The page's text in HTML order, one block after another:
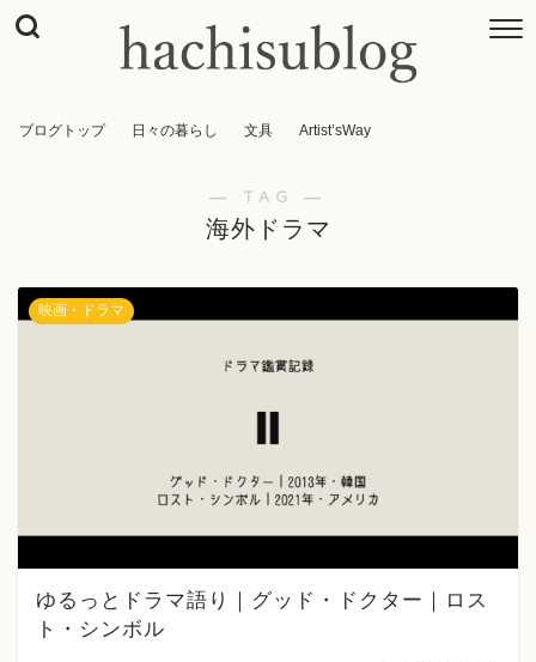
ブログトップ 日々の暮らし 文具 Artist’sWay
― TAG ―
海外ドラマ
映画・ドラマ
ゆるっとドラマ語り｜グッド・ドクター｜ロス
ト・シンボル